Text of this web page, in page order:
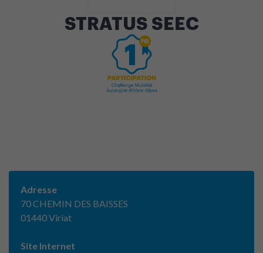
STRATUS SEEC
Adresse
70 CHEMIN DES BAISSES
01440 Viriat
Site Internet